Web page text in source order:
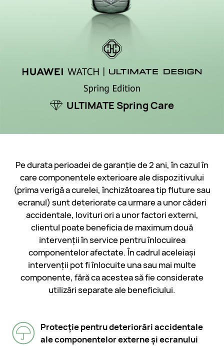
ULTIMATE Spring Care
Pe durata perioadei de garanție de 2 ani, în cazul în
care componentele exterioare ale dispozitivului
(prima verigă a curelei, închizătoarea tip fluture sau
ecranul) sunt deteriorate ca urmare a unor căderi
accidentale, lovituri ori a unor factori externi,
clientul poate beneficia de maximum două
intervenții în service pentru înlocuirea
componentelor afectate. În cadrul aceleiași
intervenții pot fi înlocuite una sau mai multe
componente, fără ca acestea să fie considerate
utilizări separate ale beneficiului.
Protecție pentru deteriorări accidentale
ale componentelor externe și ecranului